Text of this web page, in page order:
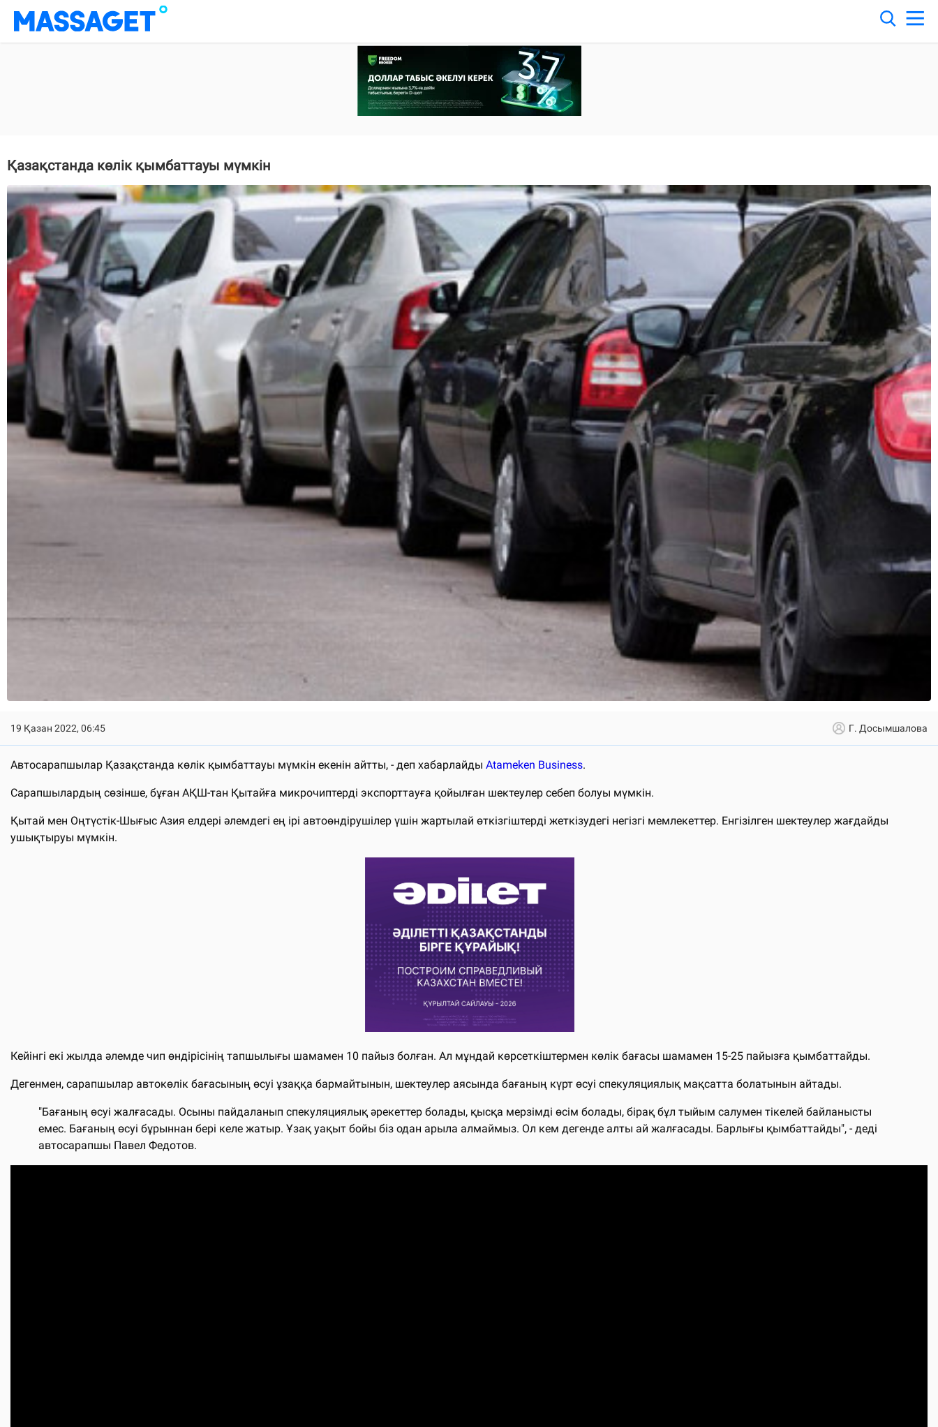
Қазақстанда көлік қымбаттауы мүмкін
19 Қазан 2022, 06:45 Г. Досымшалова
Автосарапшылар Қазақстанда көлік қымбаттауы мүмкін екенін айтты, - деп хабарлайды Atameken Business.
Сарапшылардың сөзінше, бұған АҚШ-тан Қытайға микрочиптерді экспорттауға қойылған шектеулер себеп болуы мүмкін.
Қытай мен Оңтүстік-Шығыс Азия елдері әлемдегі ең ірі автоөндірушілер үшін жартылай өткізгіштерді жеткізудегі негізгі мемлекеттер. Енгізілген шектеулер жағдайды
ушықтыруы мүмкін.
Кейінгі екі жылда әлемде чип өндірісінің тапшылығы шамамен 10 пайыз болған. Ал мұндай көрсеткіштермен көлік бағасы шамамен 15-25 пайызға қымбаттайды.
Дегенмен, сарапшылар автокөлік бағасының өсуі ұзаққа бармайтынын, шектеулер аясында бағаның күрт өсуі спекуляциялық мақсатта болатынын айтады.
"Бағаның өсуі жалғасады. Осыны пайдаланып спекуляциялық әрекеттер болады, қысқа мерзімді өсім болады, бірақ бұл тыйым салумен тікелей байланысты
емес. Бағаның өсуі бұрыннан бері келе жатыр. Ұзақ уақыт бойы біз одан арыла алмаймыз. Ол кем дегенде алты ай жалғасады. Барлығы қымбаттайды", - деді
автосарапшы Павел Федотов.